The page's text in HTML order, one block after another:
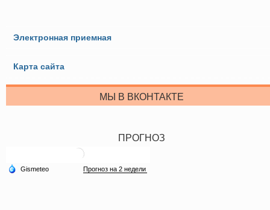
Электронная приемная
Карта сайта
МЫ В ВКОНТАКТЕ
ПРОГНОЗ